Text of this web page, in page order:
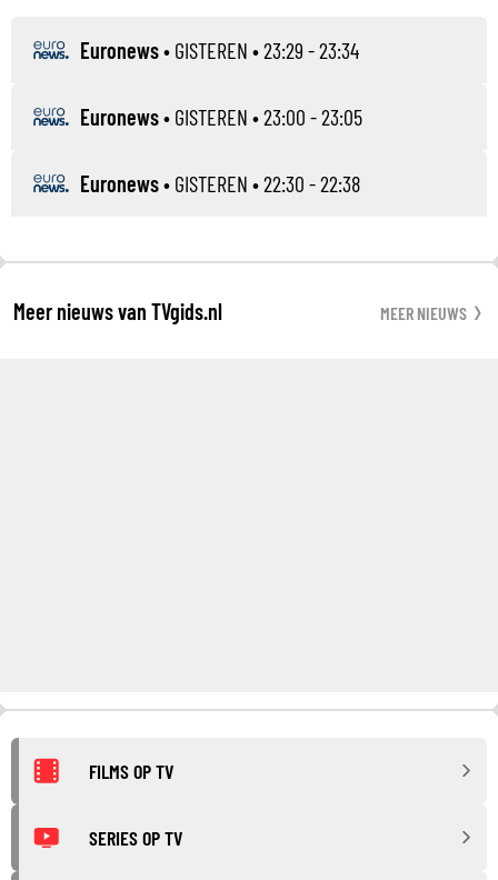
Euronews• GISTEREN • 23:29 - 23:34
Euronews• GISTEREN • 23:00 - 23:05
Euronews• GISTEREN • 22:30 - 22:38
Meer nieuws van TVgids.nl MEER NIEUWS
FILMS OP TV
SERIES OP TV